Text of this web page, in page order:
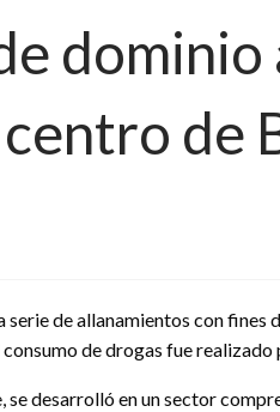
de
serie de allanamientos con
consumo de drogas fue
desarrolló en un sector